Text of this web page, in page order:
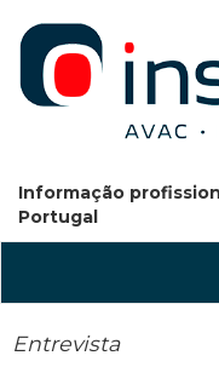
Informação
Portugal
Entrevista